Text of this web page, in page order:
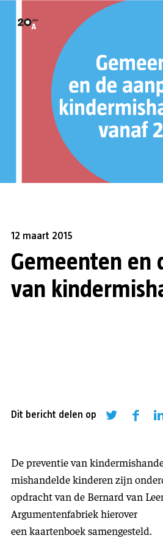
12 maart 2015
Gemeenten en
van
Dit bericht delen op
De preventie van
mishandelde kinderen zijn
opdracht van de Bernard van
Argumentenfabriek hierover
een kaartenboek samengesteld.